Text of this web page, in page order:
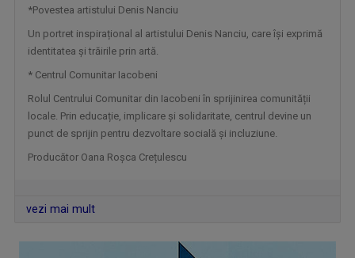
VORBEŞTE CORECT!
„Să dedicăm măcar 5 minute limbii române!” ...
*Povestea artistului Denis Nanciu
Un portret inspirațional al artistului Denis Nanciu, care își exprimă
identitatea și trăirile prin artă.
* Centrul Comunitar Iacobeni
Rolul Centrului Comunitar din Iacobeni în sprijinirea comunității
locale. Prin educație, implicare și solidaritate, centrul devine un
punct de sprijin pentru dezvoltare socială și incluziune.
Producător Oana Roșca Crețulescu
vezi mai mult